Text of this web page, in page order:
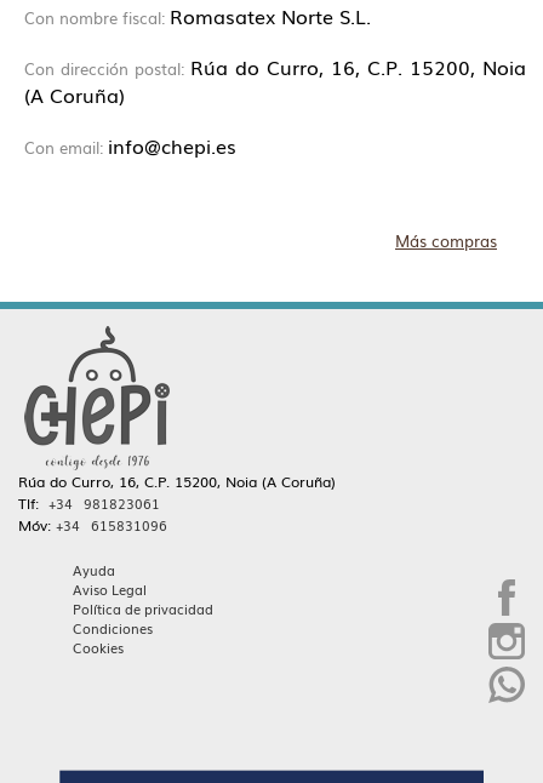
Con nombre fiscal: Romasatex Norte S.L.
Con dirección postal: Rúa do Curro, 16, C.P. 15200, Noia
(A Coruña)
Con email: info@chepi.es
Más compras
Rúa do Curro, 16, C.P. 15200, Noia (A Coruña)
Tlf: +34 981823061
Móv: +34 615831096
Ayuda
Aviso Legal
Política de privacidad
Condiciones
Cookies